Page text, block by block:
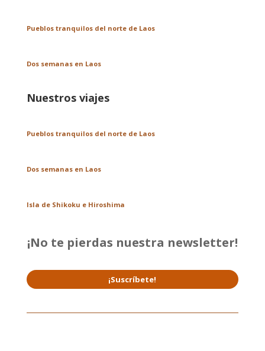
Pueblos tranquilos del norte de Laos
Dos semanas en Laos
Nuestros viajes
Pueblos tranquilos del norte de Laos
Dos semanas en Laos
Isla de Shikoku e Hiroshima
¡No te pierdas nuestra newsletter!
¡Suscríbete!